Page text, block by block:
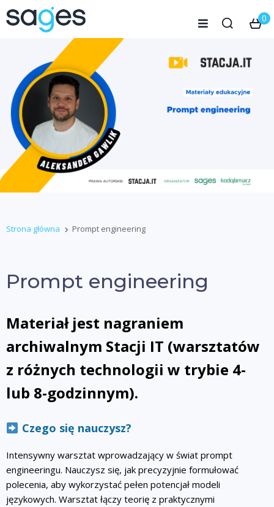
0
Strona główna Prompt engineering
Prompt engineering
Materiał jest nagraniem
archiwalnym Stacji IT (warsztatów
z różnych technologii w trybie 4-
lub 8-godzinnym).
Czego się nauczysz?
Intensywny warsztat wprowadzający w świat prompt
engineeringu. Nauczysz się, jak precyzyjnie formułować
polecenia, aby wykorzystać pełen potencjał modeli
językowych. Warsztat łączy teorię z praktycznymi